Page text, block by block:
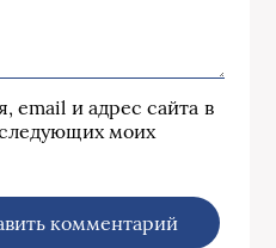
email и адрес сайта в
моих